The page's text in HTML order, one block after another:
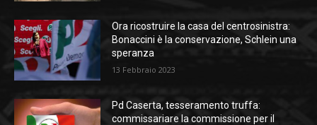
Ora ricostruire la casa del centrosinistra:
Bonaccini è la conservazione, Schlein una
speranza
13 Febbraio 2023
Pd Caserta, tesseramento truffa:
commissariare la commissione per il